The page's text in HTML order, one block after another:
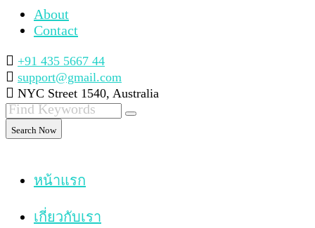
About
Contact
+91 435 5667 44
support@gmail.com
NYC Street 1540, Australia
Search Now
หน้าแรก
เกี่ยวกับเรา